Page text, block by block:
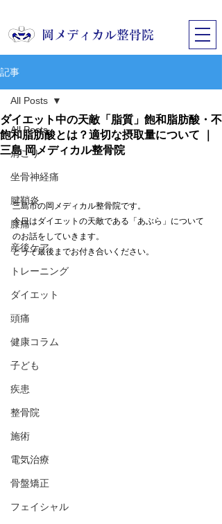
​岡メディカル整骨院
記事
All Posts
肩こり
坐骨神経痛
腱鞘炎
膝痛
産後ケア
トレーニング
ダイエット
頭痛
健康コラム
子ども
疾患
整骨院
施術
電気治療
骨盤矯正
フェイシャル
All Posts
ダイエット中の天敵「脂質」飽和脂肪酸・不
飽和脂肪酸とは？適切な摂取量について ｜
三島 岡メディカル整骨院
三島市の岡メディカル整骨院です。
今日はダイエットの天敵である「あぶら」について
のお話をしていきます。
どうぞ最後までお付き合いください。